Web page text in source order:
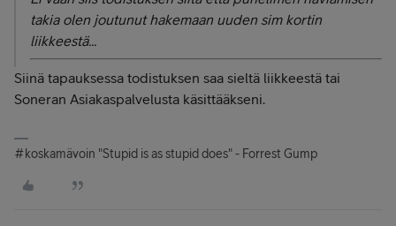
takia olen joutunut hakemaan uuden sim kortin
liikkeestä...
Siinä tapauksessa todistuksen saa sieltä liikkeestä tai
Soneran Asiakaspalvelusta käsittääkseni.
#koskamävoin "Stupid is as stupid does" - Forrest Gump